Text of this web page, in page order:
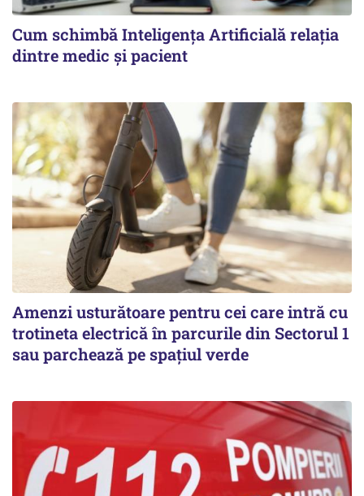
Cum schimbă Inteligența Artificială relația
dintre medic și pacient
Amenzi usturătoare pentru cei care intră cu
trotineta electrică în parcurile din Sectorul 1
sau parchează pe spațiul verde